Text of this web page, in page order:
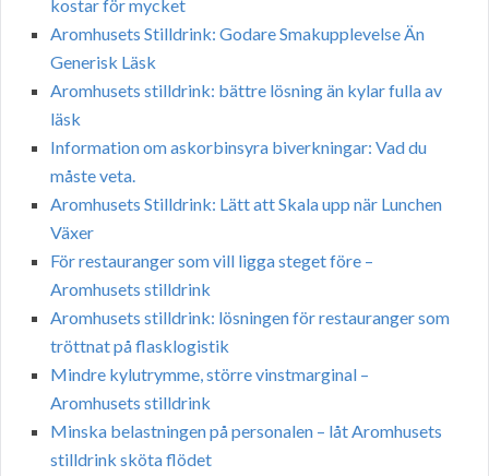
kostar för mycket
Aromhusets Stilldrink: Godare Smakupplevelse Än
Generisk Läsk
Aromhusets stilldrink: bättre lösning än kylar fulla av
läsk
Information om askorbinsyra biverkningar: Vad du
måste veta.
Aromhusets Stilldrink: Lätt att Skala upp när Lunchen
Växer
För restauranger som vill ligga steget före –
Aromhusets stilldrink
Aromhusets stilldrink: lösningen för restauranger som
tröttnat på flasklogistik
Mindre kylutrymme, större vinstmarginal –
Aromhusets stilldrink
Minska belastningen på personalen – låt Aromhusets
stilldrink sköta flödet